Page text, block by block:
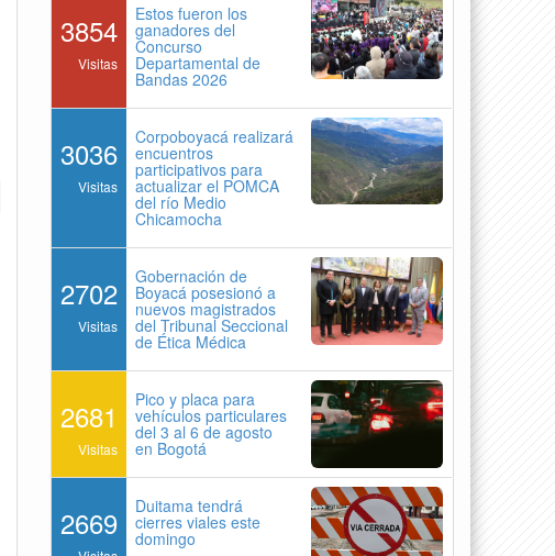
3854
Visitas
Estos fueron los
ganadores del
Concurso
Departamental de
Bandas 2026
3036
Visitas
Corpoboyacá realizará
encuentros
participativos para
actualizar el POMCA
del río Medio
Chicamocha
2702
Visitas
Gobernación de
Boyacá posesionó a
nuevos magistrados
del Tribunal Seccional
de Ética Médica
2681
Visitas
Pico y placa para
vehículos particulares
del 3 al 6 de agosto
en Bogotá
2669 Duitama tendrá
cierres viales este
domingo